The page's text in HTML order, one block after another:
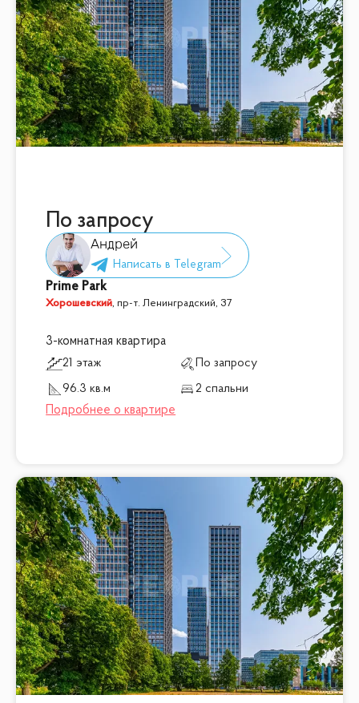
По запросу
Андрей
Prime Park
Хорошевский,пр-т. Ленинградский, 37
3-комнатная квартира
21 этаж
По запросу
96.3 кв.м
2 спальни